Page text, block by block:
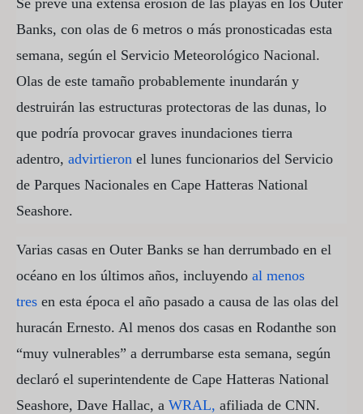
Banks, con olas de 6 metros o más pronosticadas esta
semana, según el Servicio Meteorológico Nacional.
Olas de este tamaño probablemente inundarán y
destruirán las estructuras protectoras de las dunas, lo
que podría provocar graves inundaciones tierra
adentro, advirtieron el lunes funcionarios del Servicio
de Parques Nacionales en Cape Hatteras National
Seashore.
Varias casas en Outer Banks se han derrumbado en el
océano en los últimos años, incluyendo al menos
tres en esta época el año pasado a causa de las olas del
huracán Ernesto. Al menos dos casas en Rodanthe son
“muy vulnerables” a derrumbarse esta semana, según
declaró el superintendente de Cape Hatteras National
Seashore, Dave Hallac, a WRAL, afiliada de CNN.